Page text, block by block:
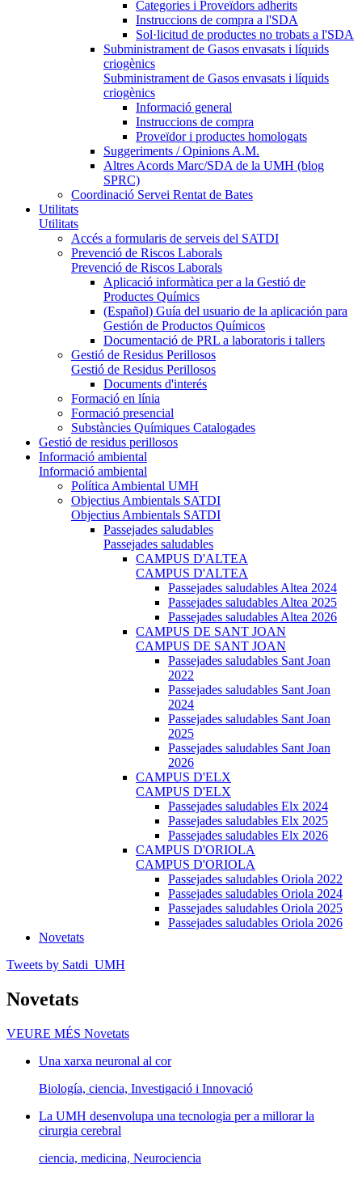
Categories i Proveïdors adherits
Instruccions de compra a l'SDA
Sol·licitud de productes no trobats a l'SDA
Subministrament de Gasos envasats i líquids
criogènics
Subministrament de Gasos envasats i líquids
criogènics
Informació general
Instruccions de compra
Proveïdor i productes homologats
Suggeriments / Opinions A.M.
Altres Acords Marc/SDA de la UMH (blog
SPRC)
Coordinació Servei Rentat de Bates
Utilitats
Utilitats
Accés a formularis de serveis del SATDI
Prevenció de Riscos Laborals
Prevenció de Riscos Laborals
Aplicació informàtica per a la Gestió de
Productes Químics
(Español) Guía del usuario de la aplicación para
Gestión de Productos Químicos
Documentació de PRL a laboratoris i tallers
Gestió de Residus Perillosos
Gestió de Residus Perillosos
Documents d'interés
Formació en línia
Formació presencial
Substàncies Químiques Catalogades
Gestió de residus perillosos
Informació ambiental
Informació ambiental
Política Ambiental UMH
Objectius Ambientals SATDI
Objectius Ambientals SATDI
Passejades saludables
Passejades saludables
CAMPUS D'ALTEA
CAMPUS D'ALTEA
Passejades saludables Altea 2024
Passejades saludables Altea 2025
Passejades saludables Altea 2026
CAMPUS DE SANT JOAN
CAMPUS DE SANT JOAN
Passejades saludables Sant Joan
2022
Passejades saludables Sant Joan
2024
Passejades saludables Sant Joan
2025
Passejades saludables Sant Joan
2026
CAMPUS D'ELX
CAMPUS D'ELX
Passejades saludables Elx 2024
Passejades saludables Elx 2025
Passejades saludables Elx 2026
CAMPUS D'ORIOLA
CAMPUS D'ORIOLA
Passejades saludables Oriola 2022
Passejades saludables Oriola 2024
Passejades saludables Oriola 2025
Passejades saludables Oriola 2026
Novetats
Tweets by Satdi_UMH
Novetats
VEURE MÉS Novetats
Una xarxa neuronal al cor
Biología, ciencia, Investigació i Innovació
La UMH desenvolupa una tecnologia per a millorar la
cirurgia cerebral
ciencia, medicina, Neurociencia